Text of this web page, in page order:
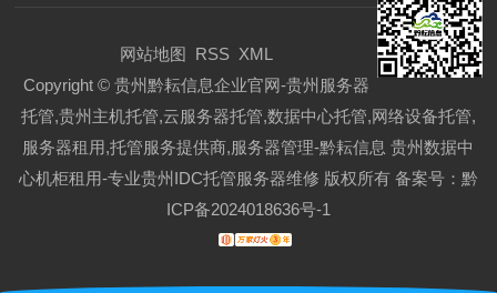
网站地图 RSS XML
Copyright © 贵州黔耘信息企业官网-贵州服务器
托管,贵州主机托管,云服务器托管,数据中心托管,网络设备托管,
服务器租用,托管服务提供商,服务器管理-黔耘信息 贵州数据中
心机柜租用-专业贵州IDC托管服务器维修 版权所有 备案号： 黔
ICP备2024018636号-1